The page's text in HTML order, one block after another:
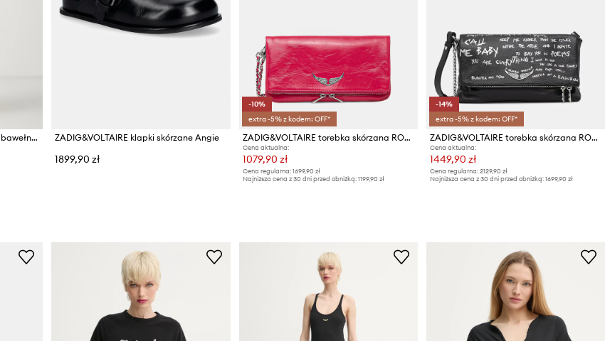
Zadig&Voltaire sukienka letnia z bawełną REROL ZADIG&VOLTAIRE klapki skórzane Angie
1899,90 zł
-10%
extra -5% z kodem: OFF*
ZADIG&VOLTAIRE torebka skórzana ROCK VINTAGE PATENT
Cena aktualna:
1079,90 zł
Cena regularna: 1699,90 zł
Najniższa cena z 30 dni przed obniżką: 1199,90 zł
-14%
extra -5% z kodem: OFF*
ZADIG&VOLTAIRE torebka skórzana ROCKY II GRAFFITI
Cena aktualna:
1449,90 zł
Cena regularna: 2129,90 zł
Najniższa cena z 30 dni przed obniżką: 1699,90 zł